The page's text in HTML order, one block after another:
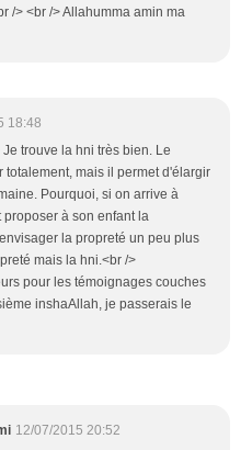
/> <br /> Allahumma amin ma
18:48
trouve la hni très bien. Le
totalement, mais il permet d'élargir
Pourquoi, si on arrive à
à son enfant la
la propreté un peu plus
mais la hni.<br />
pour les témoignages couches
inshaAllah, je passerais le
12/07/2015 20:52